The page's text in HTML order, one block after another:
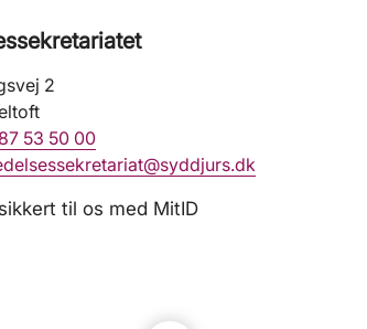
2
87 53 50 00
til os med MitID